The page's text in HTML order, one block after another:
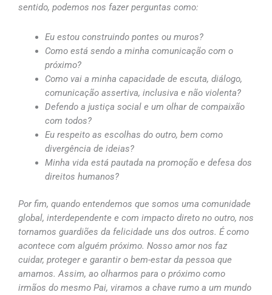
sentido, podemos nos fazer perguntas como:
Eu estou construindo pontes ou muros?
Como está sendo a minha comunicação com o
próximo?
Como vai a minha capacidade de escuta, diálogo,
comunicação assertiva, inclusiva e não violenta?
Defendo a justiça sociale um olhar de compaixão
com todos?
Eu respeito as escolhas do outro, bem como
divergência de ideias?
Minha vida está pautada na promoção e defesa dos
direitos humanos?
Por fim, quando entendemos que somos uma comunidade
global, interdependente e com impacto direto no outro, nos
tornamos guardiões da felicidade uns dos outros. É como
acontece com alguém próximo. Nosso amor nos faz
cuidar, proteger e garantir o bem-estar da pessoa que
amamos. Assim, ao olharmos para o próximo como
irmãos do mesmo Pai, viramos a chave rumo a um mundo